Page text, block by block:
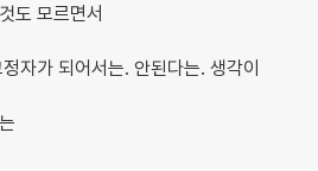
도 모르면서
자가 되어서는. 안된다는. 생각이